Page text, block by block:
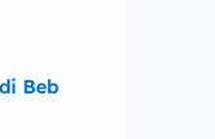
Beb